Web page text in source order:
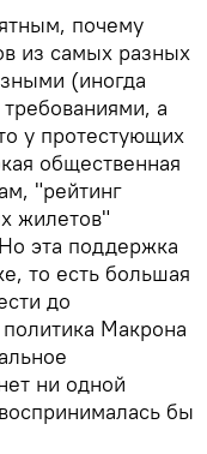
почему
из самых разных
(иногда
а
у протестующих
общественная
"рейтинг
жилетов"
эта поддержка
то есть большая
до
Макрона
ни одной
бы